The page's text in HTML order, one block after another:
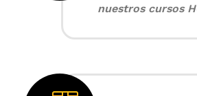
nuestros cursos